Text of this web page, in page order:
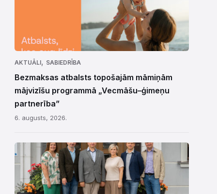
AKTUĀLI, SABIEDRĪBA
Bezmaksas atbalsts topošajām māmiņām
mājvizīšu programmā „Vecmāšu–ģimeņu
partnerība”
6. augusts, 2026.